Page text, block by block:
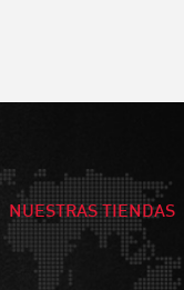
NUESTRAS TIENDAS